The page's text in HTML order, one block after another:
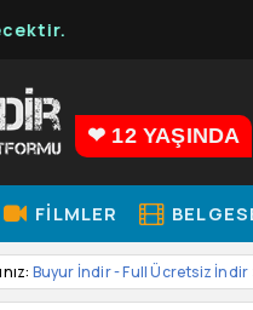
❤ 12 YAŞINDA
FILMLER
Buyur İndir - Full Ücretsiz İndir